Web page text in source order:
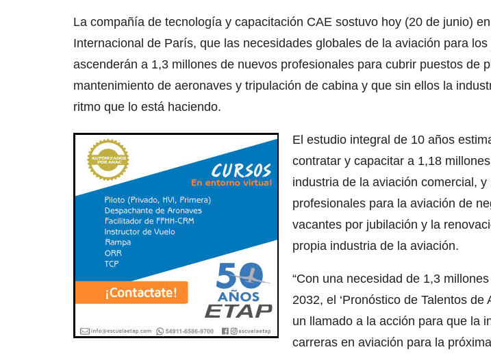
La compañía de tecnología y capacitación CAE sostuvo hoy (20 de junio)
Internacional de París, que las necesidades globales de la aviación para
ascenderán a 1,3 millones de nuevos profesionales para cubrir puestos de
mantenimiento de aeronaves y tripulación de cabina y que sin ellos la
ritmo que lo está haciendo.
El estudio integral de 10 años
contratar y capacitar a 1,18
industria de la aviación comercial, y
profesionales para la aviación de
vacantes por jubilación y la
propia industria de la aviación.
“Con una necesidad de 1,3
2032, el ‘Pronóstico de Talentos de
un llamado a la acción para que la
carreras en aviación para la